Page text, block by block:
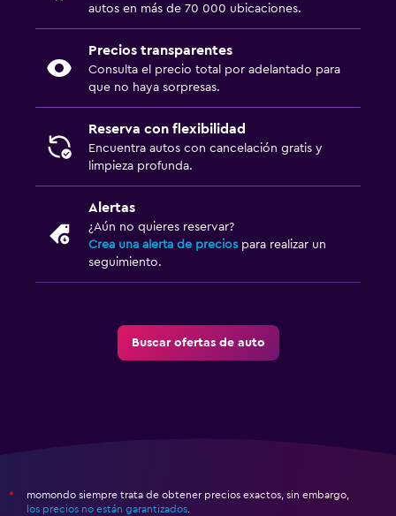
autos en más de 70 000 ubicaciones.
Precios transparentes
Consulta el precio total por adelantado para
que no haya sorpresas.
Reserva con flexibilidad
Encuentra autos con cancelación gratis y
limpieza profunda.
Alertas
¿Aún no quieres reservar?
Crea una alerta de precios para realizar un
seguimiento.
Buscar ofertas de auto
*
momondo siempre trata de obtener precios exactos, sin embargo,
los precios no están garantizados.